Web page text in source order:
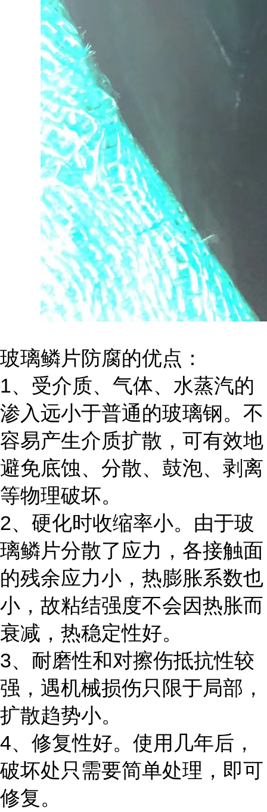
玻璃鳞片防腐的优点：
1、受介质、气体、水蒸汽的
渗入远小于普通的玻璃钢。不
容易产生介质扩散，可有效地
避免底蚀、分散、鼓泡、剥离
等物理破坏。
2、硬化时收缩率小。由于玻
璃鳞片分散了应力，各接触面
的残余应力小，热膨胀系数也
小，故粘结强度不会因热胀而
衰减，热稳定性好。
3、耐磨性和对擦伤抵抗性较
强，遇机械损伤只限于局部，
扩散趋势小。
4、修复性好。使用几年后，
破坏处只需要简单处理，即可
修复。